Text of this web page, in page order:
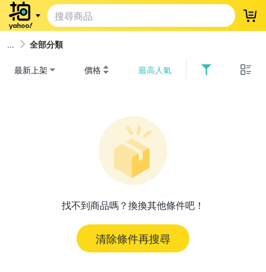
登
全部分類
最新上架 價格 最高人氣
找不到商品嗎？換換其他條件吧！
清除條件再搜尋